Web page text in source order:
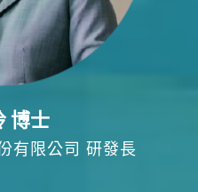
博士
有限公司 研發長